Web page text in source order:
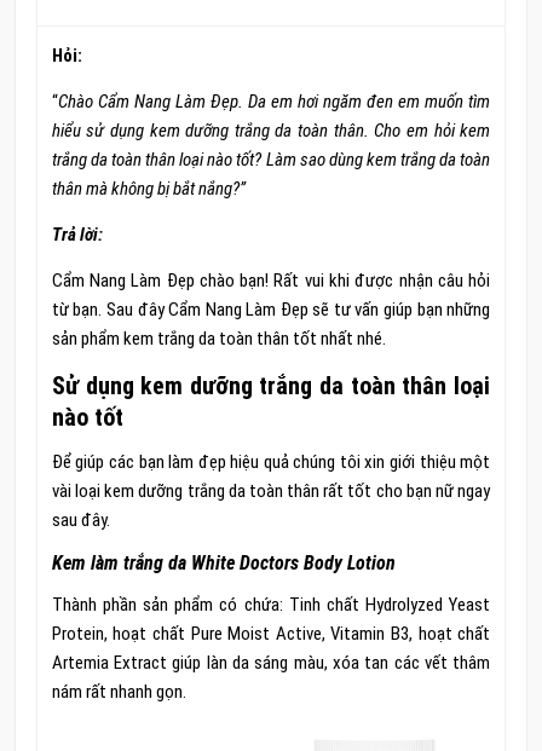
Hỏi:
“Chào Cẩm Nang Làm Đẹp. Da em hơi ngăm đen em muốn tìm
hiểu sử dụng kem dưỡng trắng da toàn thân. Cho em hỏi kem
trắng da toàn thân loại nào tốt? Làm sao dùng kem trắng da toàn
thân mà không bị bắt nắng?”
Trả lời:
Cẩm Nang Làm Đẹp chào bạn! Rất vui khi được nhận câu hỏi
từ bạn. Sau đây Cẩm Nang Làm Đẹp sẽ tư vấn giúp bạn những
sản phẩm kem trắng da toàn thân tốt nhất nhé.
Sử dụng kem dưỡng trắng da toàn thân loại
nào tốt
Để giúp các bạn làm đẹp hiệu quả chúng tôi xin giới thiệu một
vài loại kem dưỡng trắng da toàn thân rất tốt cho bạn nữ ngay
sau đây.
Kem làm trắng da White Doctors Body Lotion
Thành phần sản phẩm có chứa: Tinh chất Hydrolyzed Yeast
Protein, hoạt chất Pure Moist Active, Vitamin B3, hoạt chất
Artemia Extract giúp làn da sáng màu, xóa tan các vết thâm
nám rất nhanh gọn.